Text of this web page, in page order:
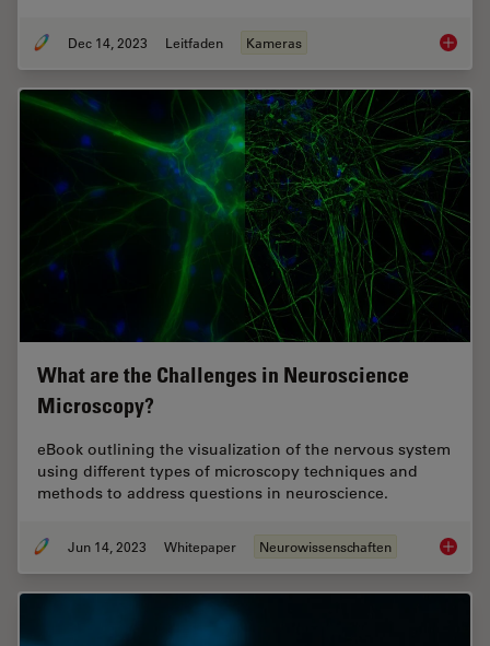
Dec 14, 2023 Leitfaden Kameras
What are the Challenges in Neuroscience
Microscopy?
eBook outlining the visualization of the nervous system
using different types of microscopy techniques and
methods to address questions in neuroscience.
Jun 14, 2023 Whitepaper Neurowissenschaften What